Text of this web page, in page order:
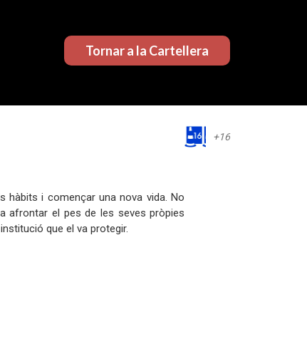
Tornar a la Cartellera
+16
hàbits i començar una nova vida. No
afrontar el pes de les seves pròpies
que el va protegir.